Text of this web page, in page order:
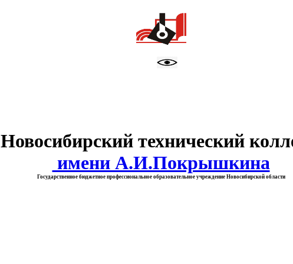
Новосибирский технический
имени А.И.Покрышкина
Государственное бюджетное профессиональное образовательное учреждение Новосибирской области